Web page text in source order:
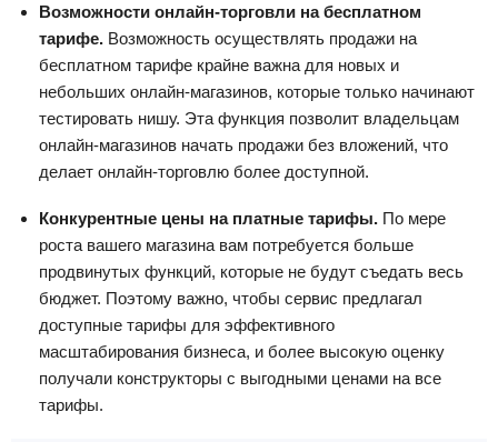
Возможности онлайн-торговли на бесплатном
тарифе. Возможность осуществлять продажи на
бесплатном тарифе крайне важна для новых и
небольших онлайн-магазинов, которые только начинают
тестировать нишу. Эта функция позволит владельцам
онлайн-магазинов начать продажи без вложений, что
делает онлайн-торговлю более доступной.
Конкурентные цены на платные тарифы. По мере
роста вашего магазина вам потребуется больше
продвинутых функций, которые не будут съедать весь
бюджет. Поэтому важно, чтобы сервис предлагал
доступные тарифы для эффективного
масштабирования бизнеса, и более высокую оценку
получали конструкторы с выгодными ценами на все
тарифы.